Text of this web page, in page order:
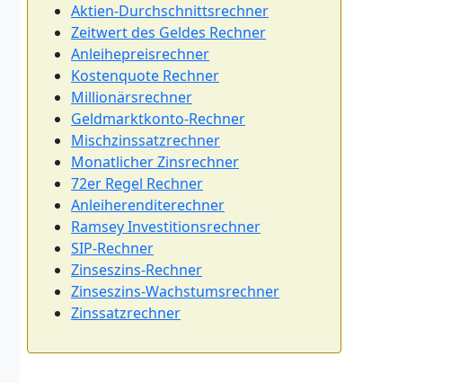
Aktien-Durchschnittsrechner
Zeitwert des Geldes Rechner
Anleihepreisrechner
Kostenquote Rechner
Millionärsrechner
Geldmarktkonto-Rechner
Mischzinssatzrechner
Monatlicher Zinsrechner
72er Regel Rechner
Anleiherenditerechner
Ramsey Investitionsrechner
SIP-Rechner
Zinseszins-Rechner
Zinseszins-Wachstumsrechner
Zinssatzrechner